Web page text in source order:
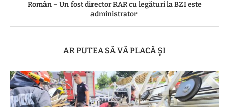
Român – Un fost director RAR cu legături la BZI este
administrator
AR PUTEA SĂ VĂ PLACĂ ȘI